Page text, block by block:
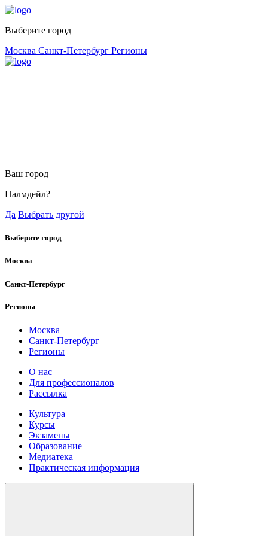
Выберите город
Москва Санкт-Петербург Регионы
Ваш город
Палмдейл?
Да Выбрать другой
Выберите город
Москва
Санкт-Петербург
Регионы
Москва
Санкт-Петербург
Регионы
О нас
Для профессионалов
Рассылка
Культура
Курсы
Экзамены
Образование
Медиатека
Практическая информация